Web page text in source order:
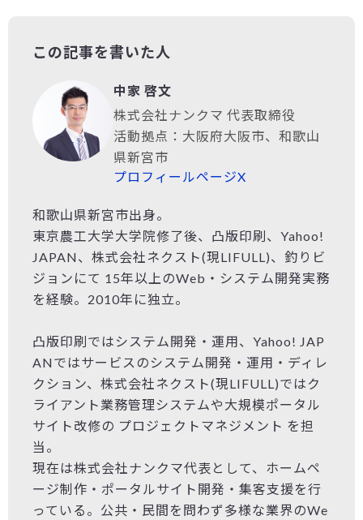
この記事を書いた人
中家 啓文
株式会社ナンクマ 代表取締役
活動拠点：大阪府大阪市、和歌山
県新宮市
プロフィールページX
和歌山県新宮市出身。
東京農工大学大学院修了後、凸版印刷、Yahoo!
JAPAN、株式会社ネクスト(現LIFULL)、釣りビ
ジョンにて 15年以上のWeb・システム開発実務
を経験。2010年に独立。
凸版印刷ではシステム開発・運用、Yahoo! JAP
ANではサービスのシステム開発・運用・ディレ
クション、株式会社ネクスト(現LIFULL)ではク
ライアント業務管理システムや大規模ポータル
サイト改修の プロジェクトマネジメント を担
当。
現在は株式会社ナンクマ代表として、ホームペ
ージ制作・ポータルサイト開発・集客支援を行
っている。公共・民間を問わず多様な業界のWe